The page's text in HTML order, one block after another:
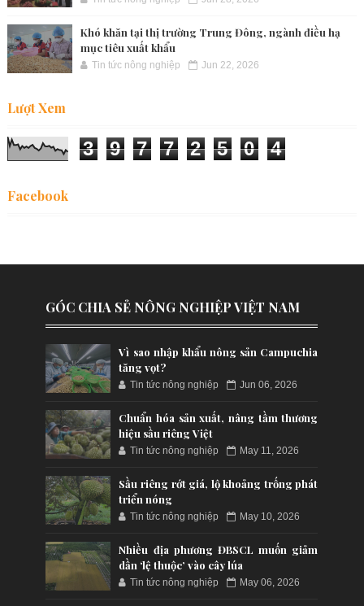
Khó khăn tại thị trường Trung Đông, ngành điều hạ
mục tiêu xuất khẩu
Tin tức nông nghiệp Jun 22, 2026
Lượt Xem
3 9 7 7 2 5 0 4
Facebook
GÓC CHIA SẺ NÔNG NGHIỆP VIỆT NAM
Vì sao nhập khẩu nông sản Campuchia
tăng vọt?
Tin tức nông nghiệp Jun 06, 2026
Chuẩn hóa sản xuất, nâng tầm thương
hiệu sầu riêng Việt
Tin tức nông nghiệp May 11, 2026
Sầu riêng rớt giá, lộ khoảng trống phát
triển nóng
Tin tức nông nghiệp May 10, 2026
Nhiều địa phương ĐBSCL muốn giảm
dần ‘lệ thuộc’ vào cây lúa
Tin tức nông nghiệp May 06, 2026